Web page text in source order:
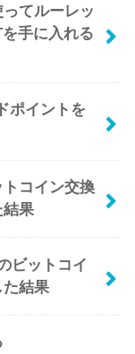
てルーレッ
手に入れる
ポイントを
コイン交換
結果
ビットコイ
た結果